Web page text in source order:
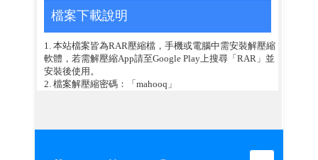
檔案下載說明
1. 本站檔案皆為RAR壓縮檔，手機或電腦中需安裝解壓縮
軟體，若需解壓縮App請至Google Play上搜尋「RAR」並
安裝後使用。
2. 檔案解壓縮密碼：「mahooq」